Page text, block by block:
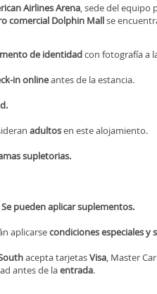
Airlines Arena, sede del equipo
comercial Dolphin Mallse
de identidadcon fotografía a
in onlineantes de la estancia.
adultosen este alojamiento.
supletorias.
Se pueden aplicar suplementos.
aplicarsecondiciones especiales y
acepta tarjetasVisa, Master
antes de laentrada.